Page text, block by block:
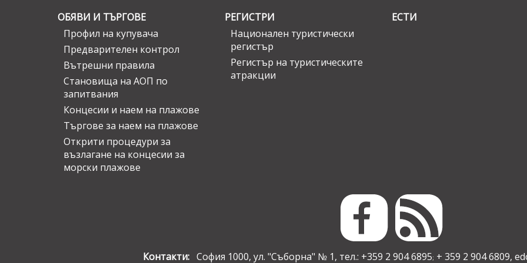
ОБЯВИ И ТЪРГОВЕ
Профил на купувача
Предварителен контрол
Вътрешни правила
Становища на АОП по
запитвания
Концесии и наем на плажове
Търгове за наем на плажове
Открити процедури за
възлагане на концесии за
морски плажове
РЕГИСТРИ
Национален туристически
регистър
Регистър на туристическите
атракции
ЕСТИ
Контакти:София 1000, ул. "Съборна" № 1, тел.: +359 2 904 6895; + 359 2 904 6809,